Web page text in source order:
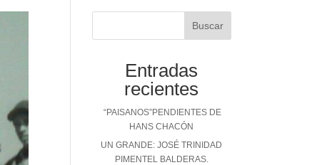
Buscar
Entradas
recientes
“PAISANOS”PENDIENTES DE
HANS CHACÓN
UN GRANDE: JOSÉ TRINIDAD
PIMENTEL BALDERAS.